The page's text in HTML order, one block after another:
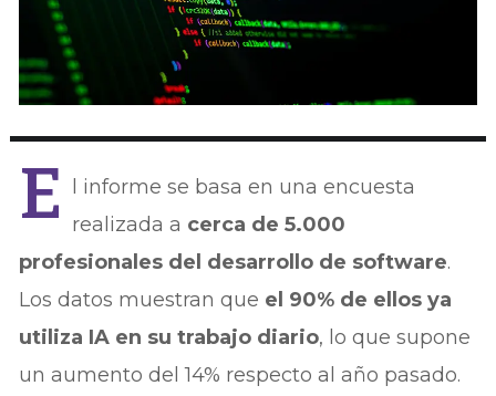
E
l informe se basa en una encuesta
realizada a cerca de 5.000
profesionales del desarrollo de software.
Los datos muestran que el 90% de ellos ya
utiliza IA en su trabajo diario, lo que supone
un aumento del 14% respecto al año pasado.